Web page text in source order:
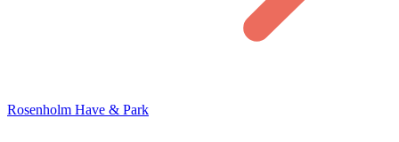
Rosenholm Have & Park